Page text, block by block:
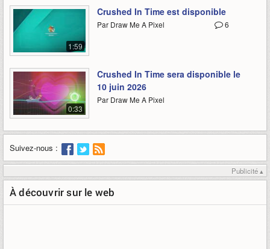
1:59
Crushed In Time est disponible
6
Par Draw Me A Pixel
0:33
Crushed In Time sera disponible le
10 juin 2026
Par Draw Me A Pixel
Suivez-nous :
Publicité ▴
À découvrir sur le web